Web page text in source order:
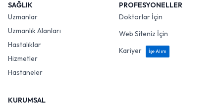
SAĞLIK
Uzmanlar
Uzmanlık Alanları
Hastalıklar
Hizmetler
Hastaneler
PROFESYONELLER
Doktorlar İçin
Web Siteniz İçin
Kariyer
İşe Alım
KURUMSAL